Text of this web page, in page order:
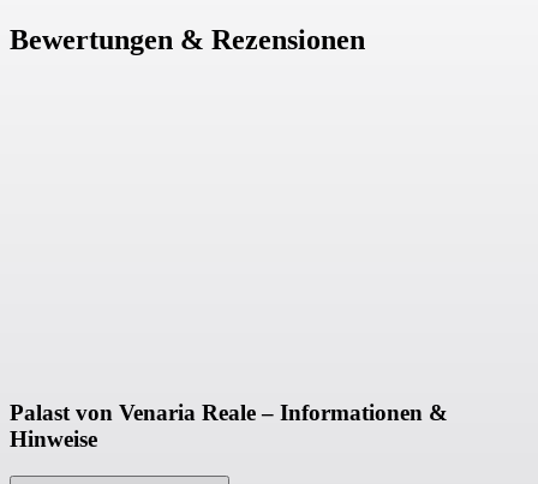
Bewertungen & Rezensionen
Palast von Venaria Reale – Informationen &
Hinweise